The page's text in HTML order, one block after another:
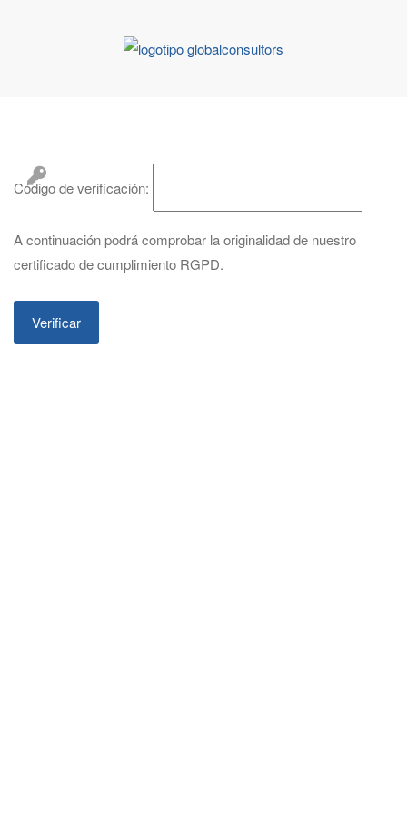
Código de verificación:
A continuación podrá comprobar la originalidad de nuestro
certificado de cumplimiento RGPD.